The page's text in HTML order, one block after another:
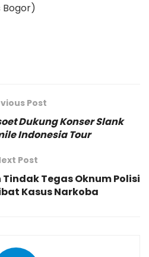
Bogor)
Post
Dukung Konser Slank
Indonesia Tour
Post
Tegas Oknum Polisi
Kasus Narkoba